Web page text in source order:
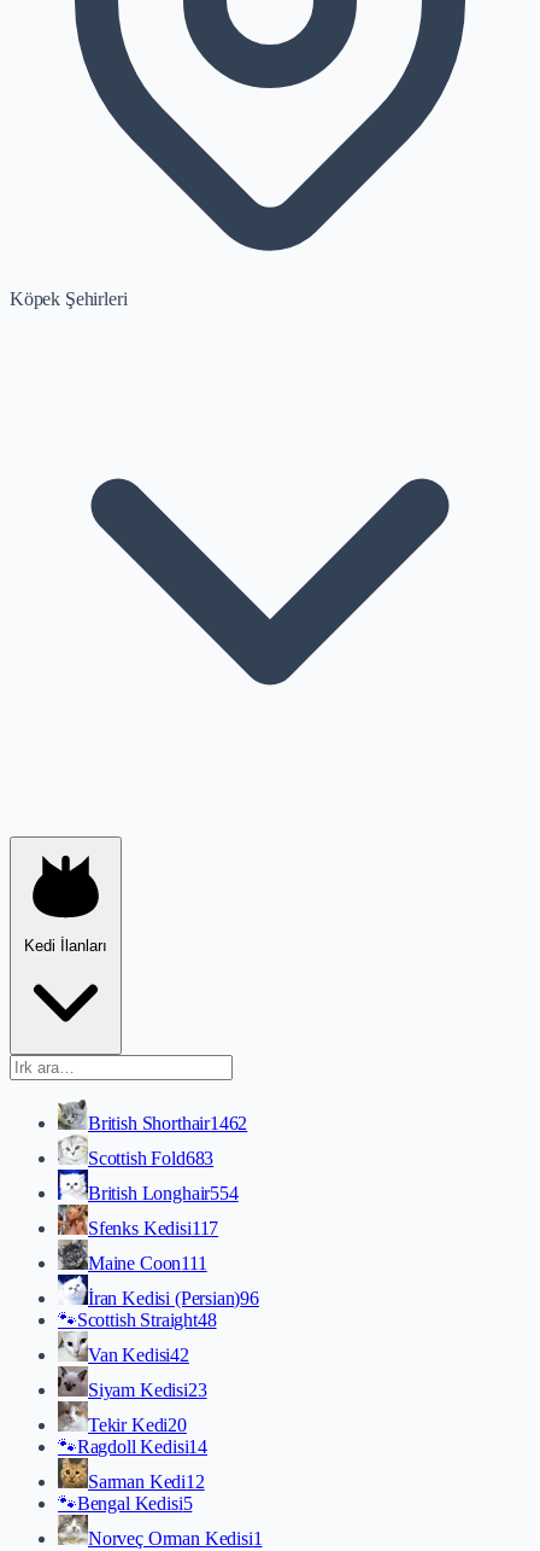
Köpek Şehirleri
Kedi İlanları
British Shorthair1462
Scottish Fold683
British Longhair554
Sfenks Kedisi117
Maine Coon111
İran Kedisi (Persian)96
🐾Scottish Straight48
Van Kedisi42
Siyam Kedisi23
Tekir Kedi20
🐾Ragdoll Kedisi14
Sarman Kedi12
🐾Bengal Kedisi5
Norveç Orman Kedisi1